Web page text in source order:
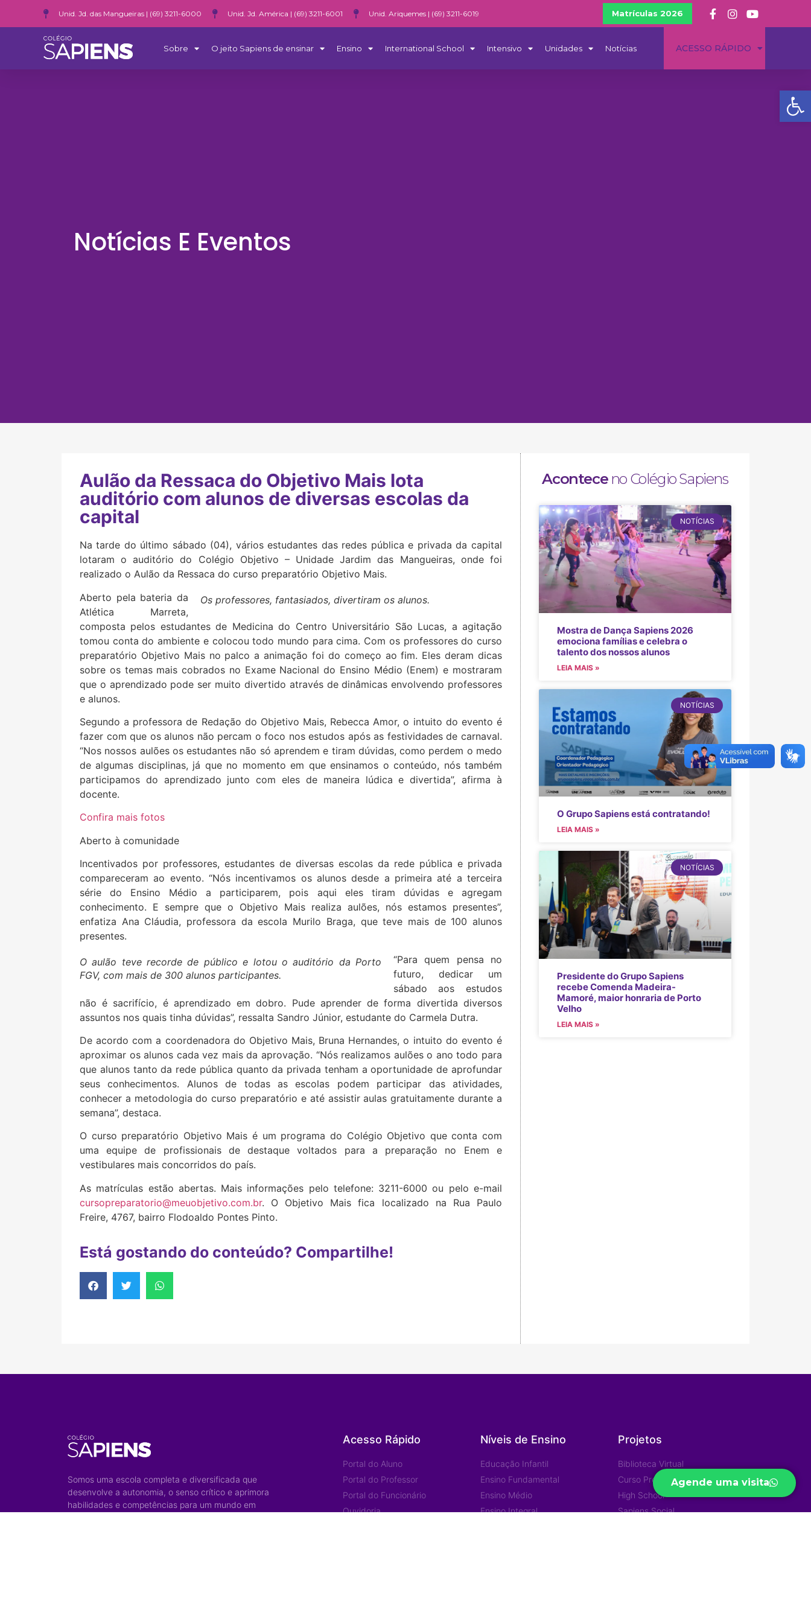
Unid. Jd. das Mangueiras | (69) 3211-6000 Unid. Jd. América | (69) 3211-6001 Unid. Ariquemes | (69) 3211-6019 Matrículas 2026
Sobre O jeito Sapiens de ensinar Ensino International School Intensivo Unidades Notícias ACESSO RÁPIDO
Notícias E Eventos
Aulão da Ressaca do Objetivo Mais lota
auditório com alunos de diversas escolas da
capital
Na tarde do último sábado (04), vários estudantes das redes pública e privada da capital
lotaram o auditório do Colégio Objetivo – Unidade Jardim das Mangueiras, onde foi
realizado o Aulão da Ressaca do curso preparatório Objetivo Mais.
Os professores, fantasiados, divertiram os alunos.
Aberto pela bateria da
Atlética Marreta,
composta pelos estudantes de Medicina do Centro Universitário São Lucas, a agitação
tomou conta do ambiente e colocou todo mundo para cima. Com os professores do curso
preparatório Objetivo Mais no palco a animação foi do começo ao fim. Eles deram dicas
sobre os temas mais cobrados no Exame Nacional do Ensino Médio (Enem) e mostraram
que o aprendizado pode ser muito divertido através de dinâmicas envolvendo professores
e alunos.
Segundo a professora de Redação do Objetivo Mais, Rebecca Amor, o intuito do evento é
fazer com que os alunos não percam o foco nos estudos após as festividades de carnaval.
“Nos nossos aulões os estudantes não só aprendem e tiram dúvidas, como perdem o medo
de algumas disciplinas, já que no momento em que ensinamos o conteúdo, nós também
participamos do aprendizado junto com eles de maneira lúdica e divertida”, afirma à
docente.
Confira mais fotos
Aberto à comunidade
Incentivados por professores, estudantes de diversas escolas da rede pública e privada
compareceram ao evento. “Nós incentivamos os alunos desde a primeira até a terceira
série do Ensino Médio a participarem, pois aqui eles tiram dúvidas e agregam
conhecimento. E sempre que o Objetivo Mais realiza aulões, nós estamos presentes”,
enfatiza Ana Cláudia, professora da escola Murilo Braga, que teve mais de 100 alunos
presentes.
O aulão teve recorde de público e lotou o auditório da Porto
FGV, com mais de 300 alunos participantes.
“Para quem pensa no
futuro, dedicar um
sábado aos estudos
não é sacrifício, é aprendizado em dobro. Pude aprender de forma divertida diversos
assuntos nos quais tinha dúvidas”, ressalta Sandro Júnior, estudante do Carmela Dutra.
De acordo com a coordenadora do Objetivo Mais, Bruna Hernandes, o intuito do evento é
aproximar os alunos cada vez mais da aprovação. “Nós realizamos aulões o ano todo para
que alunos tanto da rede pública quanto da privada tenham a oportunidade de aprofundar
seus conhecimentos. Alunos de todas as escolas podem participar das atividades,
conhecer a metodologia do curso preparatório e até assistir aulas gratuitamente durante a
semana”, destaca.
O curso preparatório Objetivo Mais é um programa do Colégio Objetivo que conta com
uma equipe de profissionais de destaque voltados para a preparação no Enem e
vestibulares mais concorridos do país.
As matrículas estão abertas. Mais informações pelo telefone: 3211-6000 ou pelo e-mail
cursopreparatorio@meuobjetivo.com.br. O Objetivo Mais fica localizado na Rua Paulo
Freire, 4767, bairro Flodoaldo Pontes Pinto.
Está gostando do conteúdo? Compartilhe!
Aconteceno Colégio Sapiens
NOTÍCIAS
Mostra de Dança Sapiens 2026
emociona famílias e celebra o
talento dos nossos alunos
LEIA MAIS »
NOTÍCIAS
O Grupo Sapiens está contratando!
LEIA MAIS »
NOTÍCIAS
Presidente do Grupo Sapiens
recebe Comenda Madeira-
Mamoré, maior honraria de Porto
Velho
LEIA MAIS »
Agende uma visita
Somos uma escola completa e diversificada que
desenvolve a autonomia, o senso crítico e aprimora
habilidades e competências para um mundo em
Acesso Rápido
Portal do Aluno
Portal do Professor
Portal do Funcionário
Ouvidoria
Níveis de Ensino
Educação Infantil
Ensino Fundamental
Ensino Médio
Ensino Integral
Projetos
Biblioteca Virtual
Curso Preparatório
High School
Sapiens Social